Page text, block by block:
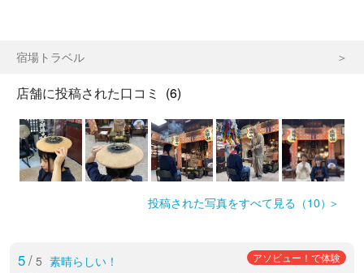
宿場トラベル
店舗に投稿された口コミ (6)
投稿された写真をすべて見る（10）
5/ 5 素晴らしい！ アソビュー！で体験